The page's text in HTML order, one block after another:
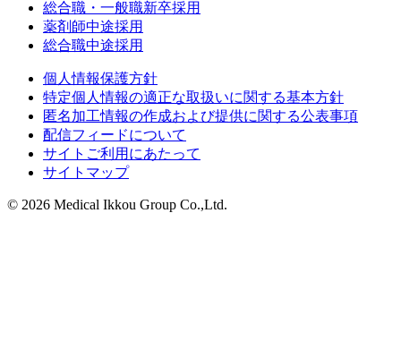
総合職・一般職新卒採用
薬剤師中途採用
総合職中途採用
個人情報保護方針
特定個人情報の適正な取扱いに関する基本方針
匿名加工情報の作成および提供に関する公表事項
配信フィードについて
サイトご利用にあたって
サイトマップ
© 2026 Medical Ikkou Group Co.,Ltd.